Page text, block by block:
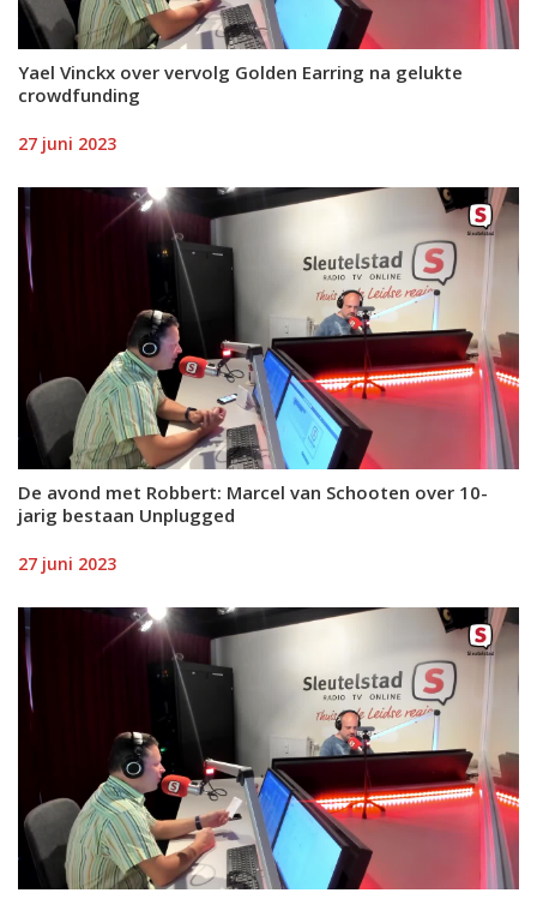
Yael Vinckx over vervolg Golden Earring na gelukte
crowdfunding
27 juni 2023
De avond met Robbert: Marcel van Schooten over 10-
jarig bestaan Unplugged
27 juni 2023